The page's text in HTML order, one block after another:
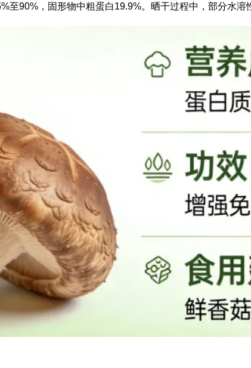
至90%，固形物中粗蛋白19.9%。晒干过程中，部分水